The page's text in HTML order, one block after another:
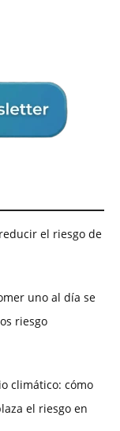
el riesgo de
uno al día se
riesgo
climático: cómo
el riesgo en